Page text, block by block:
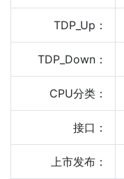
TDP_Up：
TDP_Down：
CPU分类：
接口：
上市发布：